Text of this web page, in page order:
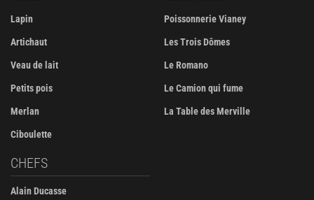
Lapin
Artichaut
Veau de lait
Petits pois
Merlan
Ciboulette
Poissonnerie Vianey
Les Trois Dômes
Le Romano
Le Camion qui fume
La Table des Merville
CHEFS
Alain Ducasse